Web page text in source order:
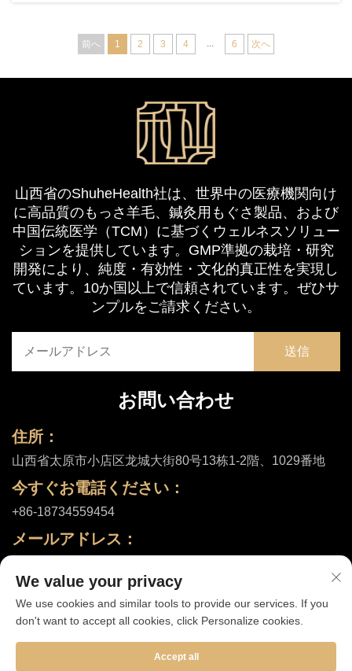
前へ 1 2 3 4 ... 6 次へ
山西省のShuheHealth社は、世界中の医療機関向け
に高品質のもっさ羊毛、鍼灸用もぐさ製品、および
中国伝統医学（TCM）に基づくウェルネスソリュー
ションを提供しています。GMP準拠の栽培・研究
開発により、純度・有効性・文化的真正性を実現し
ています。10か国以上で信頼されています。ぜひサ
ンプルをご請求ください。
お問い合わせ
住所：
山西省太原市小店区龙城大街80号13栋1-2階、1029番地
今すぐお電話ください：
+86-18734559454
メールアドレス：
Copyright © 2025 山西舒和健康有限公司 |プライバシーポリシー
We value your privacy
We use cookies and similar tools to provide our services. If you
don't want to accept all cookies, click Personalize cookies.
Accept all